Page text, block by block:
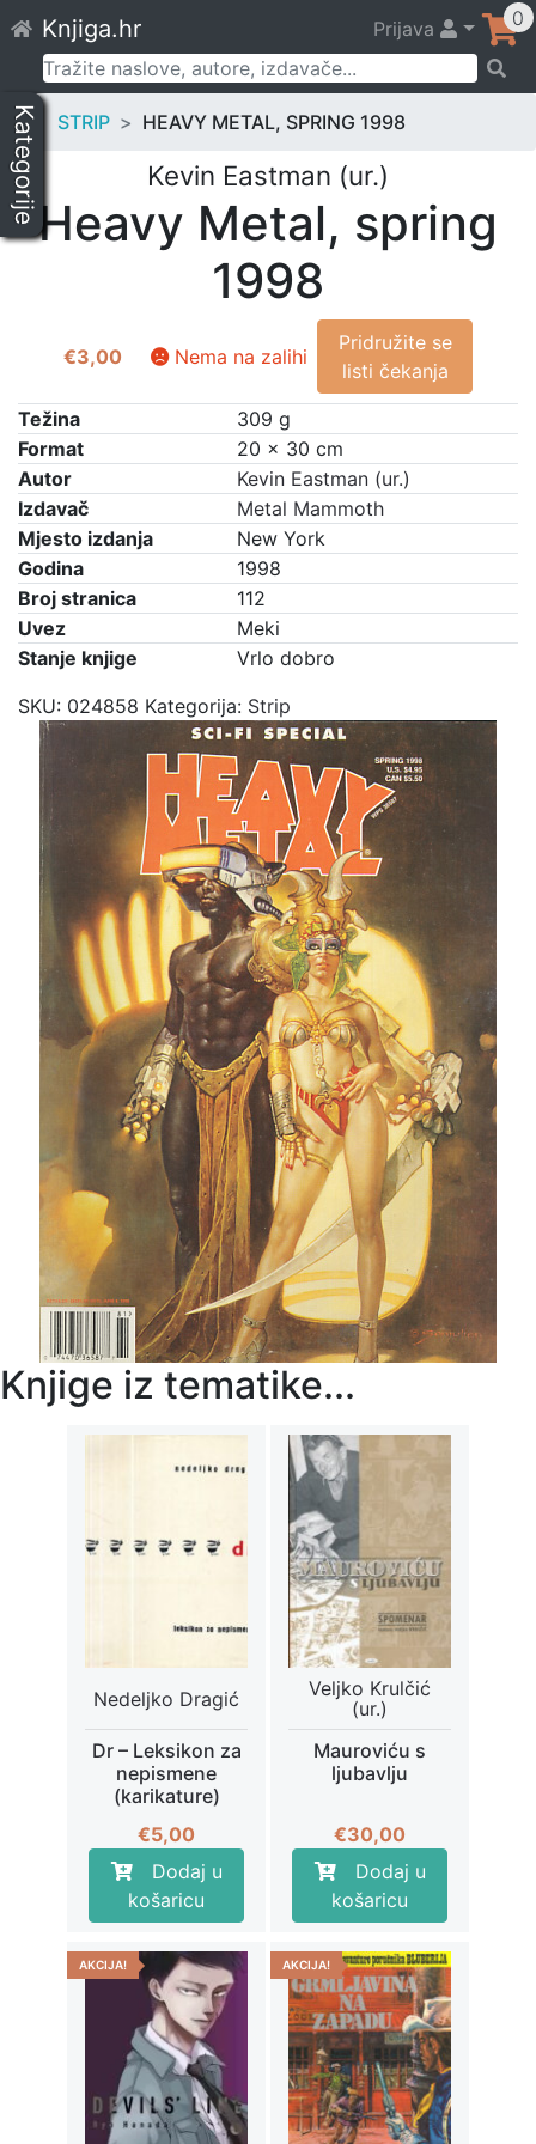
to
content
Knjiga.hr Prijava 0
Pretraži:
Kategorije STRIP HEAVY METAL, SPRING 1998
Kevin Eastman (ur.)
Heavy Metal, spring
1998
€3,00 Nema na zalihi
Pridružite se
listi čekanja
Težina
309 g
Format
20 × 30 cm
Autor
Kevin Eastman (ur.)
Izdavač
Metal Mammoth
Mjesto izdanja
New York
Godina
1998
Broj stranica
112
Uvez
Meki
Stanje knjige
Vrlo dobro
SKU: 024858 Kategorija: Strip
Knjige iz tematike...
Nedeljko Dragić
Dr – Leksikon za
nepismene
(karikature)
€5,00
Dodaj u
košaricu
Veljko Krulčić
(ur.)
Mauroviću s
ljubavlju
€30,00
Dodaj u
košaricu
AKCIJA! AKCIJA!